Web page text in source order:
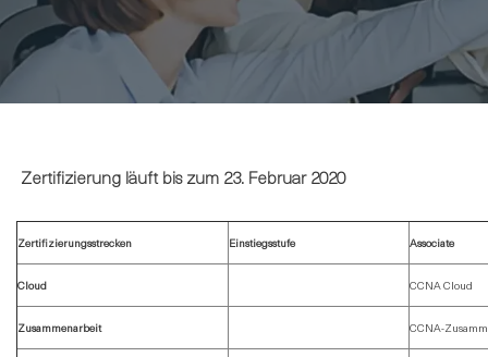
Zertifizierung läuft bis zum 23. Februar 2020
Zertifizierungsstrecken Einstiegsstufe Associate
Cloud CCNA Cloud
Zusammenarbeit CCNA-